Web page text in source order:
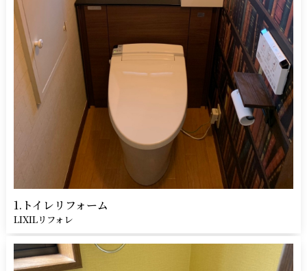
1.トイレリフォーム
LIXILリフォレ